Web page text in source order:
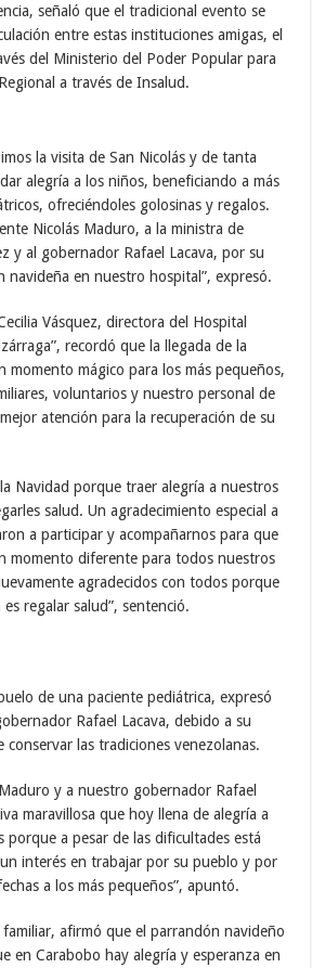
señaló que el tradicional evento se
entre estas instituciones amigas, el
del Ministerio del Poder Popular para
a través de Insalud.
la visita de San Nicolás y de tanta
alegría a los niños, beneficiando a más
ofreciéndoles golosinas y regalos.
Nicolás Maduro, a la ministra de
y al gobernador Rafael Lacava, por su
navideña en nuestro hospital”, expresó.
Vásquez, directora del Hospital
recordó que la llegada de la
momento mágico para los más pequeños,
voluntarios y nuestro personal de
atención para la recuperación de su
Navidad porque traer alegría a nuestros
salud. Un agradecimiento especial a
a participar y acompañarnos para que
momento diferente para todos nuestros
agradecidos con todos porque
regalar salud”, sentenció.
de una paciente pediátrica, expresó
Rafael Lacava, debido a su
conservar las tradiciones venezolanas.
y a nuestro gobernador Rafael
maravillosa que hoy llena de alegría a
porque a pesar de las dificultades está
interés en trabajar por su pueblo y por
a los más pequeños”, apuntó.
afirmó que el parrandón navideño
en Carabobo hay alegría y esperanza en